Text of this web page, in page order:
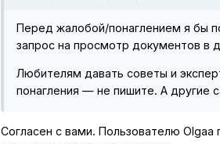
Перед жалобой/понаглением я бы
запрос на просмотр документов в
Любителям давать советы и
понагления — не пишите. А другие
Согласен с вами. Пользователю